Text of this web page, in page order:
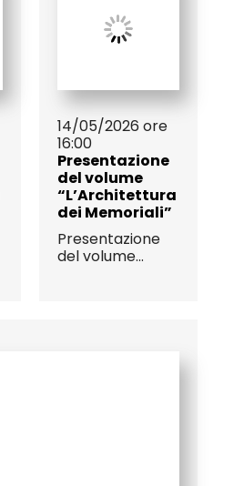
14/05/2026 ore
16:00
Presentazione
del volume
“L’Architettura
dei Memoriali”
Presentazione
del volume...